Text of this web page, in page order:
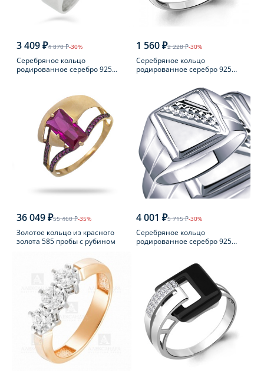
3 409 ₽4 870 ₽-30%
Серебряное кольцо
родированное серебро 925
1 560 ₽2 228 ₽-30%
Серебряное кольцо
родированное серебро 925
36 049 ₽55 460 ₽-35%
Золотое кольцо из красного
золота 585 пробы с рубином
4 001 ₽5 715 ₽-30%
Серебряное кольцо
родированное серебро 925